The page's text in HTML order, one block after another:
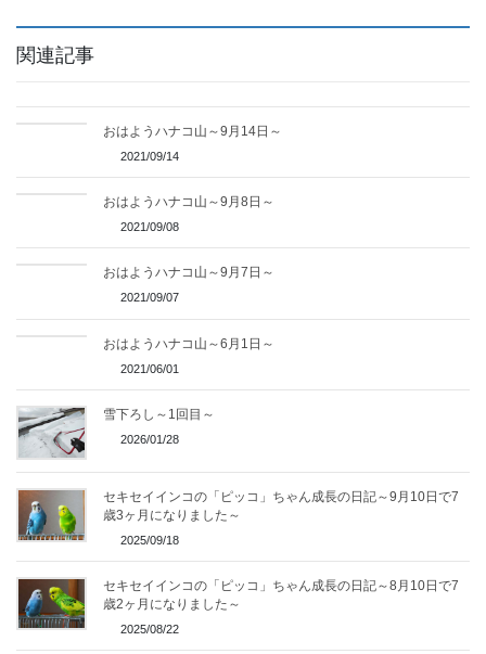
関連記事
おはようハナコ山～9月14日～
2021/09/14
おはようハナコ山～9月8日～
2021/09/08
おはようハナコ山～9月7日～
2021/09/07
おはようハナコ山～6月1日～
2021/06/01
雪下ろし～1回目～
2026/01/28
セキセイインコの「ピッコ」ちゃん成長の日記～9月10日で7
歳3ヶ月になりました～
2025/09/18
セキセイインコの「ピッコ」ちゃん成長の日記～8月10日で7
歳2ヶ月になりました～
2025/08/22